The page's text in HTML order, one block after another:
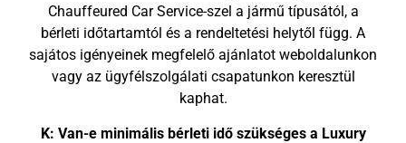
Chauffeured Car Service-szel a jármű típusától, a
bérleti időtartamtól és a rendeltetési helytől függ. A
sajátos igényeinek megfelelő ajánlatot weboldalunkon
vagy az ügyfélszolgálati csapatunkon keresztül
kaphat.
K: Van-e minimális bérleti idő szükséges a Luxury